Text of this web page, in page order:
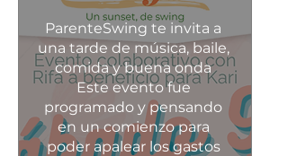
ParenteSwing te invita a
una tarde de música, baile,
comida y buena onda
Este evento fue
programado y pensando
en un comienzo para
poder apalear los gastos